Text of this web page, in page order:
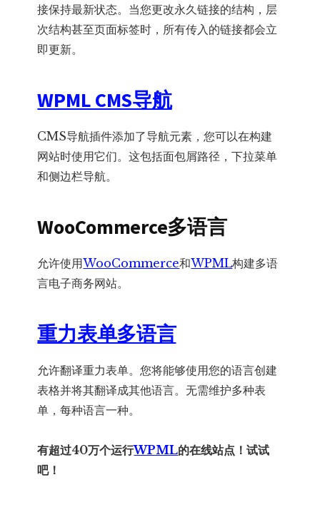
接保持最新状态。当您更改永久链接的结构，层
次结构甚至页面标签时，所有传入的链接都会立
即更新。
WPML CMS导航
CMS导航插件添加了导航元素，您可以在构建
网站时使用它们。这包括面包屑路径，下拉菜单
和侧边栏导航。
WooCommerce多语言
允许使用WooCommerce和WPML构建多语
言电子商务网站。
重力表单多语言
允许翻译重力表单。您将能够使用您的语言创建
表格并将其翻译成其他语言。无需维护多种表
单，每种语言一种。
有超过40万个运行WPML的在线站点！试试
吧！